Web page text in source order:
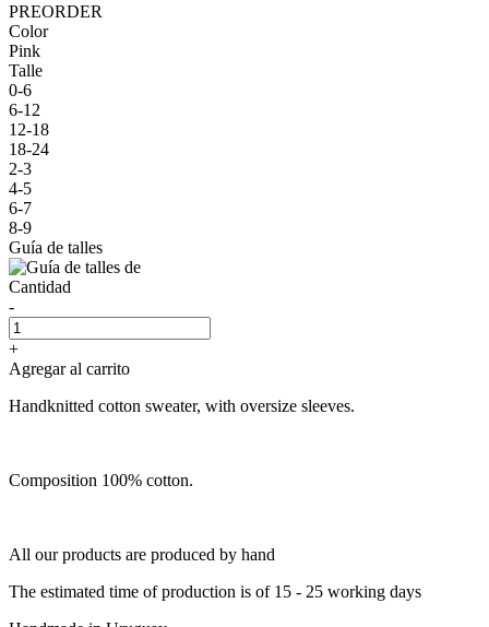
PREORDER
Color
Pink
Talle
0-6
6-12
12-18
18-24
2-3
4-5
6-7
8-9
Guía de talles
Cantidad
-
+
Agregar al carrito
Handknitted cotton sweater, with oversize sleeves.
Composition 100% cotton.
All our products are produced by hand
The estimated time of production is of 15 - 25 working days